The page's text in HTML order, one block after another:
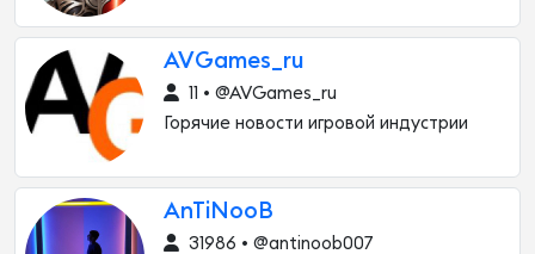
AVGames_ru
11 • @AVGames_ru
Горячие новости игровой индустрии
AnTiNooB
31986 • @antinoob007